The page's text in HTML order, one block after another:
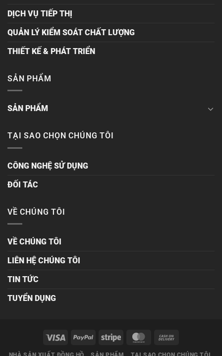
DỊCH VỤ TIẾP THỊ
QUẢN LÝ KIỂM SOÁT CHẤT LƯỢNG
THIẾT KẾ & PHÁT TRIỂN
SẢN PHẨM
SẢN PHẨM
TẠI SAO CHỌN CHÚNG TÔI
CÔNG NGHỆ SỬ DỤNG
ĐỐI TÁC
VỀ CHÚNG TÔI
VỀ CHÚNG TÔI
LIÊN HỆ CHÚNG TÔI
TIN TỨC
TUYỂN DỤNG